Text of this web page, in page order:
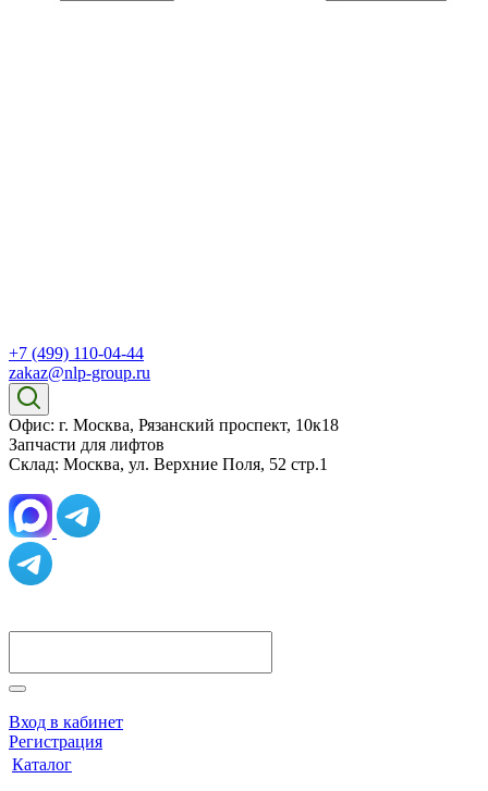
+7 (499) 110-04-44
zakaz@nlp-group.ru
Офис: г. Москва, Рязанский проспект, 10к18
Запчасти для лифтов
Склад: Москва, ул. Верхние Поля, 52 стр.1
Вход в кабинет
Регистрация
Каталог